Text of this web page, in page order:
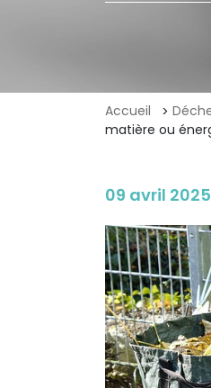
Accueil
matière ou
09 avril